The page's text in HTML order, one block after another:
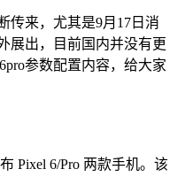
传来，尤其是9月17日消
展出，目前国内并没有更
参数配置内容，给大家
Pixel 6/Pro 两款手机。该